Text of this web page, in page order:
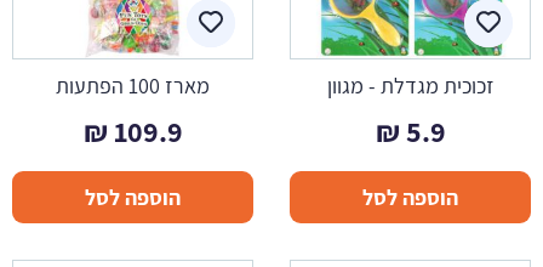
זכוכית מגדלת - מגוון
5.9
₪
הוספה לסל
מארז 100 הפתעות
109.9
₪
הוספה לסל